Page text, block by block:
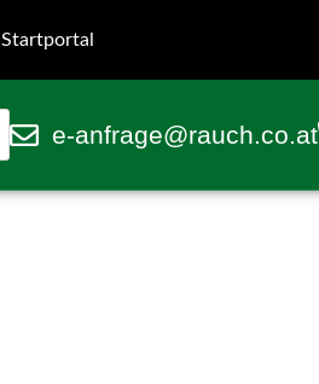
Startportal
e-anfrage@rauch.co.at